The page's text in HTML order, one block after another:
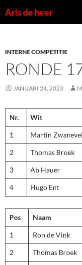
naar
Aris de heer
INTERNE COMPETITIE
RONDE
JANUARI 24, 2023
Nr. Wit
1 Martin
2 Thomas Broek
3 Ab Hauer
4 Hugo Ent
Pos Naam
1 Ron de Vink
2 Thomas Broek